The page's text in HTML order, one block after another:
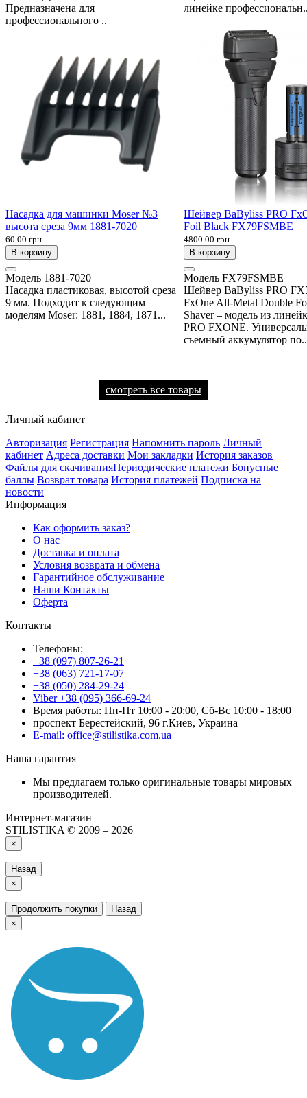
Предназначена для
профессионального ..
линейке
Насадка для машинки Moser №3
высота среза 9мм 1881-7020
60.00 грн.
В корзину
Модель 1881-7020
Насадка пластиковая, высотой среза
9 мм. Подходит к следующим
моделям Moser: 1881, 1884, 1871...
Шейвер BaByliss PRO
Foil Black FX79FSMBE
4800.00 грн.
В корзину
Модель FX79FSMBE
Шейвер BaByliss PRO
FxOne All-Metal Double
Shaver – модель из
PRO FXONE.
съемный аккумулятор по..
смотреть все товары
Личный кабинет
Авторизация Регистрация Напомнить пароль Личный
кабинет Адреса доставки Мои закладки История заказов
Файлы для скачиванияПериодические платежи Бонусные
баллы Возврат товара История платежей Подписка на
новости
Информация
Как оформить заказ?
О нас
Доставка и оплата
Условия возврата и обмена
Гарантийное обслуживание
Наши Контакты
Оферта
Контакты
Телефоны:
+38 (097) 807-26-21
+38 (063) 721-17-07
+38 (050) 284-29-24
Viber +38 (095) 366-69-24
Время работы: Пн-Пт 10:00 - 20:00, Сб-Вс 10:00 - 18:00
проспект Берестейский, 96 г.Киев, Украина
E-mail: office@stilistika.com.ua
Наша гарантия
Мы предлагаем только оригинальные товары мировых
производителей.
Интернет-магазин
STILISTIKA © 2009 – 2026
×
Назад
×
Продолжить покупки
Назад
×